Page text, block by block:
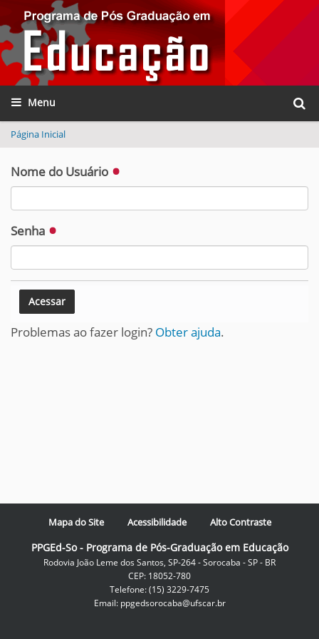
Busca
Toggle navigation
Página Inicial
Nome do Usuário
Senha
Problemas ao fazer login? Obter ajuda.
Mapa do Site Acessibilidade Alto Contraste
PPGEd-So - Programa de Pós-Graduação em Educação
Rodovia João Leme dos Santos, SP-264 - Sorocaba - SP - BR
CEP: 18052-780
Telefone: (15) 3229-7475
Email: ppgedsorocaba@ufscar.br